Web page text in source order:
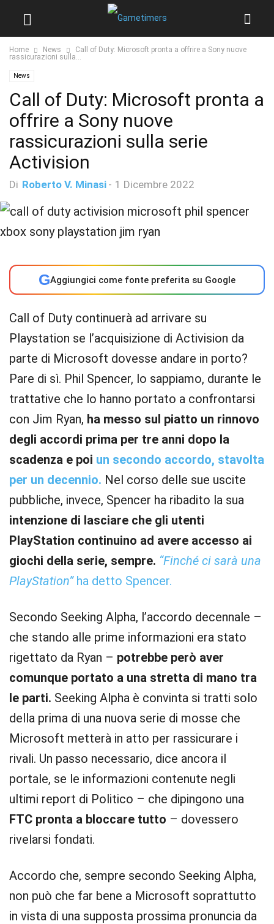
Home News
Call of Duty: Microsoft pronta a offrire a Sony nuove
rassicurazioni sulla...
News
Call of Duty: Microsoft pronta a
offrire a Sony nuove
rassicurazioni sulla serie
Activision
Di Roberto V. Minasi - 1 Dicembre 2022
GAggiungici come fonte preferita su Google
Call of Duty continuerà ad arrivare su
Playstation se l’acquisizione di Activision da
parte di Microsoft dovesse andare in porto?
Pare di sì. Phil Spencer, lo sappiamo, durante le
trattative che lo hanno portato a confrontarsi
con Jim Ryan, ha messo sul piatto un rinnovo
degli accordi prima per tre anni dopo la
scadenza e poi un secondo accordo, stavolta
per un decennio. Nel corso delle sue uscite
pubbliche, invece, Spencer ha ribadito la sua
intenzione di lasciare che gli utenti
PlayStation continuino ad avere accesso ai
giochi della serie, sempre. “Finché ci sarà una
PlayStation”ha detto Spencer.
Secondo Seeking Alpha, l’accordo decennale –
che stando alle prime informazioni era stato
rigettato da Ryan – potrebbe però aver
comunque portato a una stretta di mano tra
le parti. Seeking Alpha è convinta si tratti solo
della prima di una nuova serie di mosse che
Microsoft metterà in atto per rassicurare i
rivali. Un passo necessario, dice ancora il
portale, se le informazioni contenute negli
ultimi report di Politico – che dipingono una
FTC pronta a bloccare tutto – dovessero
rivelarsi fondati.
Accordo che, sempre secondo Seeking Alpha,
non può che far bene a Microsoft soprattutto
in vista di una supposta prossima pronuncia da